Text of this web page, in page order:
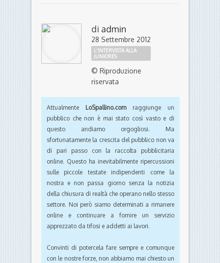
di admin
28 Settembre 2012
L'INTERVISTA ALLA
JUNIORES
© Riproduzione
riservata
Attualmente LoSpallino.comraggiunge un
pubblico che non è mai stato così vasto e di
questo andiamo orgogliosi. Ma
sfortunatamente la crescita del pubblico non va
di pari passo con la raccolta pubblicitaria
online. Questo ha inevitabilmente ripercussioni
sulle piccole testate indipendenti come la
nostra e non passa giorno senza la notizia
della chiusura di realtà che operano nello stesso
settore. Noi però siamo determinati a rimanere
online e continuare a fornire un servizio
apprezzato da tifosi e addetti ai lavori.
Convinti di potercela fare sempre e comunque
con le nostre forze, non abbiamo mai chiesto un